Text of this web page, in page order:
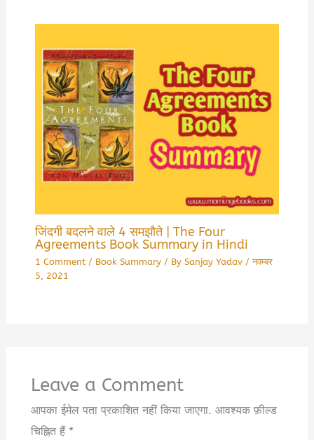
जिंदगी बदलने वाले 4 समझौते | The Four
Agreements Book Summary in Hindi
1 Comment / Book Summary/ By Sanjay Yadav /नवम्बर
5, 2021
Leave a Comment
आपका ईमेल पता प्रकाशित नहीं किया जाएगा. आवश्यक फ़ील्ड
चिह्नित हैं *